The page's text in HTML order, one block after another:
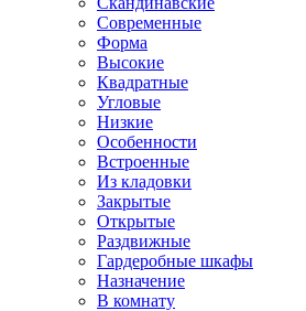
Современные
Форма
Высокие
Квадратные
Угловые
Низкие
Особенности
Встроенные
Из кладовки
Закрытые
Открытые
Раздвижные
Гардеробные шкафы
Назначение
В комнату